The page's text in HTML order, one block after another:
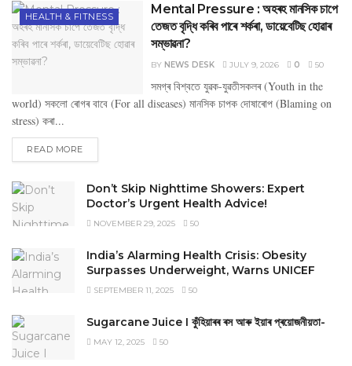
HEALTH & FITNESS
Mental Pressure : অহৰহ মানসিক চাপে
তেজত বৃদ্ধি কৰিব পাৰে শৰ্কৰা, ডায়েবেটিছ হোৱাৰ
সম্ভাৱনা?
BY NEWS DESK JULY 9, 2026 0 50
সমগ্ৰ বিশ্বতে যুৱক-যুৱতীসকলৰ (Youth in the
world) সকলো ৰোগৰ বাবে (For all diseases) মানসিক চাপক দোষাৰোপ (Blaming on
stress) কৰা...
READ MOREDETAILS
Don’t Skip Nighttime Showers: Expert
Doctor’s Urgent Health Advice!
NOVEMBER 29, 2025 50
India’s Alarming Health Crisis: Obesity
Surpasses Underweight, Warns UNICEF
SEPTEMBER 11, 2025 50
Sugarcane Juice I কুঁহিয়াৰৰ ৰস আৰু ইয়াৰ প্ৰয়োজনীয়তা-
MAY 12, 2025 50